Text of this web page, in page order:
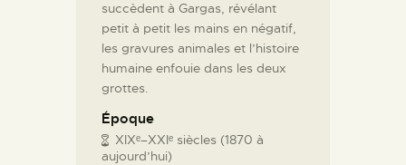
succèdent à Gargas, révélant
petit à petit les mains en négatif,
les gravures animales et l’histoire
humaine enfouie dans les deux
grottes.
Époque
XIXᵉ–XXIᵉ siècles (1870 à
aujourd’hui)